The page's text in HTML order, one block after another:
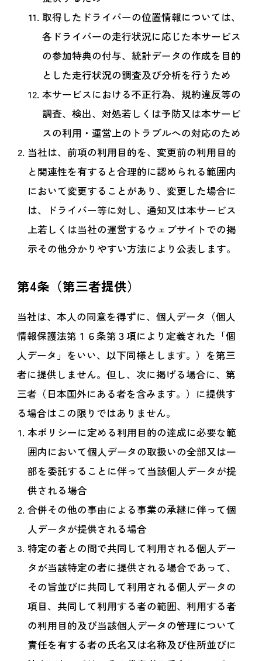
取得したドライバーの位置情報については、
各ドライバーの走行状況に応じた本サービス
の参加特典の付与、統計データの作成を目的
とした走行状況の調査及び分析を行うため
本サービスにおける不正行為、規約違反等の
調査、検出、対処若しくは予防又は本サービ
スの利用・運営上のトラブルへの対応のため
当社は、前項の利用目的を、変更前の利用目的
と関連性を有すると合理的に認められる範囲内
において変更することがあり、変更した場合に
は、ドライバー等に対し、通知又は本サービス
上若しくは当社の運営するウェブサイトでの掲
示その他分かりやすい方法により公表します。
第4条（第三者提供）
当社は、本人の同意を得ずに、個人データ（個人
情報保護法第１６条第３項により定義された「個
人データ」をいい、以下同様とします。）を第三
者に提供しません。但し、次に掲げる場合に、第
三者（日本国外にある者を含みます。）に提供す
る場合はこの限りではありません。
本ポリシーに定める利用目的の達成に必要な範
囲内において個人データの取扱いの全部又は一
部を委託することに伴って当該個人データが提
供される場合
合併その他の事由による事業の承継に伴って個
人データが提供される場合
特定の者との間で共同して利用される個人デー
タが当該特定の者に提供される場合であって、
その旨並びに共同して利用される個人データの
項目、共同して利用する者の範囲、利用する者
の利用目的及び当該個人データの管理について
責任を有する者の氏名又は名称及び住所並びに